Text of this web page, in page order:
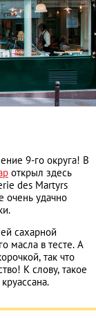
9-го округа! В
открыл здесь
des Martyrs
очень удачно
сахарной
масла в тесте. А
так что
К слову, такое